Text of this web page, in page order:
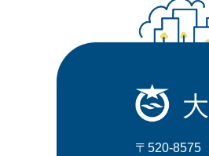
〒520-8575